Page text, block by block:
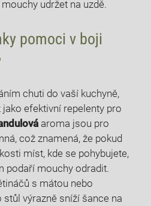
udržet na uzdě.
pomoci v boji
chuti do vaší kuchyně,
efektivní repelenty pro
aroma jsou pro
což znamená, že pokud
míst, kde se pohybujete,
podaří mouchy odradit.
s mátou nebo
stůl výrazně sníží šance na